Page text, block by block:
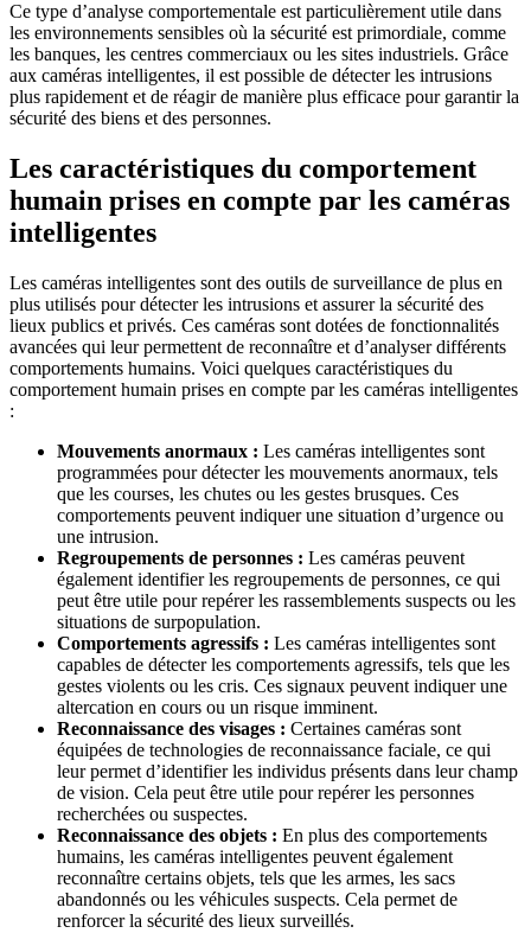
Ce type d’analyse comportementale est particulièrement utile dans
les environnements sensibles où la sécurité est primordiale, comme
les banques, les centres commerciaux ou les sites industriels. Grâce
aux caméras intelligentes, il est possible de détecter les intrusions
plus rapidement et de réagir de manière plus efficace pour garantir la
sécurité des biens et des personnes.
Les caractéristiques du comportement
humain prises en compte par les caméras
intelligentes
Les caméras intelligentes sont des outils de surveillance de plus en
plus utilisés pour détecter les intrusions et assurer la sécurité des
lieux publics et privés. Ces caméras sont dotées de fonctionnalités
avancées qui leur permettent de reconnaître et d’analyser différents
comportements humains. Voici quelques caractéristiques du
comportement humain prises en compte par les caméras intelligentes
:
Mouvements anormaux : Les caméras intelligentes sont
programmées pour détecter les mouvements anormaux, tels
que les courses, les chutes ou les gestes brusques. Ces
comportements peuvent indiquer une situation d’urgence ou
une intrusion.
Regroupements de personnes : Les caméras peuvent
également identifier les regroupements de personnes, ce qui
peut être utile pour repérer les rassemblements suspects ou les
situations de surpopulation.
Comportements agressifs : Les caméras intelligentes sont
capables de détecter les comportements agressifs, tels que les
gestes violents ou les cris. Ces signaux peuvent indiquer une
altercation en cours ou un risque imminent.
Reconnaissance des visages : Certaines caméras sont
équipées de technologies de reconnaissance faciale, ce qui
leur permet d’identifier les individus présents dans leur champ
de vision. Cela peut être utile pour repérer les personnes
recherchées ou suspectes.
Reconnaissance des objets : En plus des comportements
humains, les caméras intelligentes peuvent également
reconnaître certains objets, tels que les armes, les sacs
abandonnés ou les véhicules suspects. Cela permet de
renforcer la sécurité des lieux surveillés.